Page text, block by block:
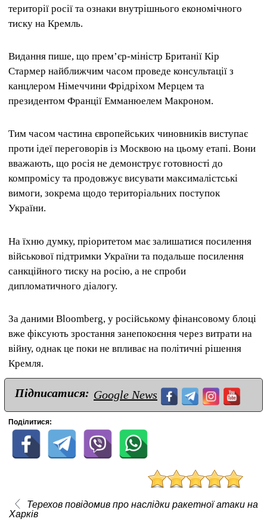
території росії та ознаки внутрішнього економічного
тиску на Кремль.
Видання пише, що прем’єр-міністр Британії Кір
Стармер найближчим часом проведе консультації з
канцлером Німеччини Фрідріхом Мерцем та
президентом Франції Емманюелем Макроном.
Тим часом частина європейських чиновників виступає
проти ідеї переговорів із Москвою на цьому етапі. Вони
вважають, що росія не демонструє готовності до
компромісу та продовжує висувати максималістські
вимоги, зокрема щодо територіальних поступок
України.
На їхню думку, пріоритетом має залишатися посилення
військової підтримки України та подальше посилення
санкційного тиску на росію, а не спроби
дипломатичного діалогу.
За даними Bloomberg, у російському фінансовому блоці
вже фіксують зростання занепокоєння через витрати на
війну, однак це поки не впливає на політичні рішення
Кремля.
Підписатися: Google News
Поділитися:
Терехов повідомив про наслідки ракетної атаки на
Харків